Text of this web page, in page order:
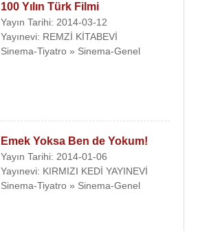
100 Yılın Türk Filmi
Yayın Tarihi: 2014-03-12
Yayınevi: REMZİ KİTABEVİ
Sinema-Tiyatro » Sinema-Genel
Emek Yoksa Ben de Yokum!
Yayın Tarihi: 2014-01-06
Yayınevi: KIRMIZI KEDİ YAYINEVİ
Sinema-Tiyatro » Sinema-Genel